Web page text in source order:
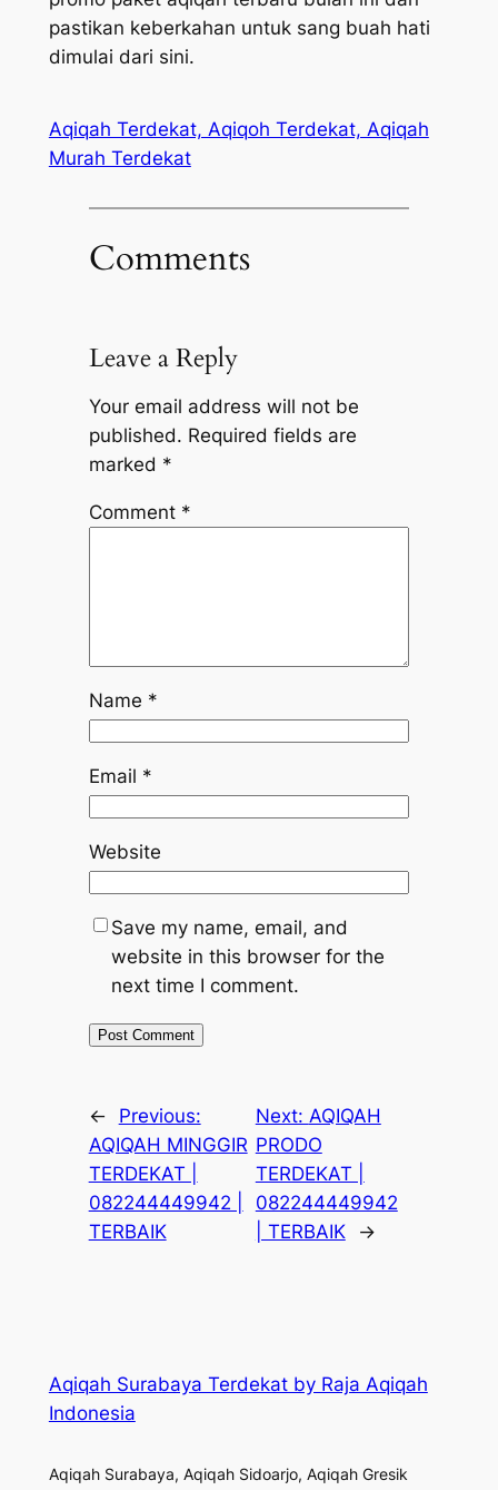
pastikan keberkahan untuk sang buah hati
dimulai dari sini.
Aqiqah Terdekat, Aqiqoh Terdekat, Aqiqah
Murah Terdekat
Comments
Leave a Reply
Your email address will not be
published. Required fields are
marked *
Comment *
Name *
Email *
Website
Save my name, email, and
website in this browser for the
next time I comment.
←
Previous:
AQIQAH MINGGIR
TERDEKAT |
082244449942 |
TERBAIK
Next: AQIQAH
PRODO
TERDEKAT |
082244449942
| TERBAIK
→
Aqiqah Surabaya Terdekat by Raja Aqiqah
Indonesia
Aqiqah Surabaya, Aqiqah Sidoarjo, Aqiqah Gresik